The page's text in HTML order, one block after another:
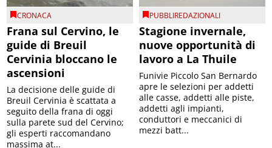
CRONACA
Frana sul Cervino, le
guide di Breuil
Cervinia bloccano le
ascensioni
La decisione delle guide di
Breuil Cervinia è scattata a
seguito della frana di oggi
sulla parete sud del Cervino;
gli esperti raccomandano
massima at...
PUBBLIREDAZIONALI
Stagione invernale,
nuove opportunità di
lavoro a La Thuile
Funivie Piccolo San Bernardo
apre le selezioni per addetti
alle casse, addetti alle piste,
addetti agli impianti,
conduttori e meccanici di
mezzi batt...